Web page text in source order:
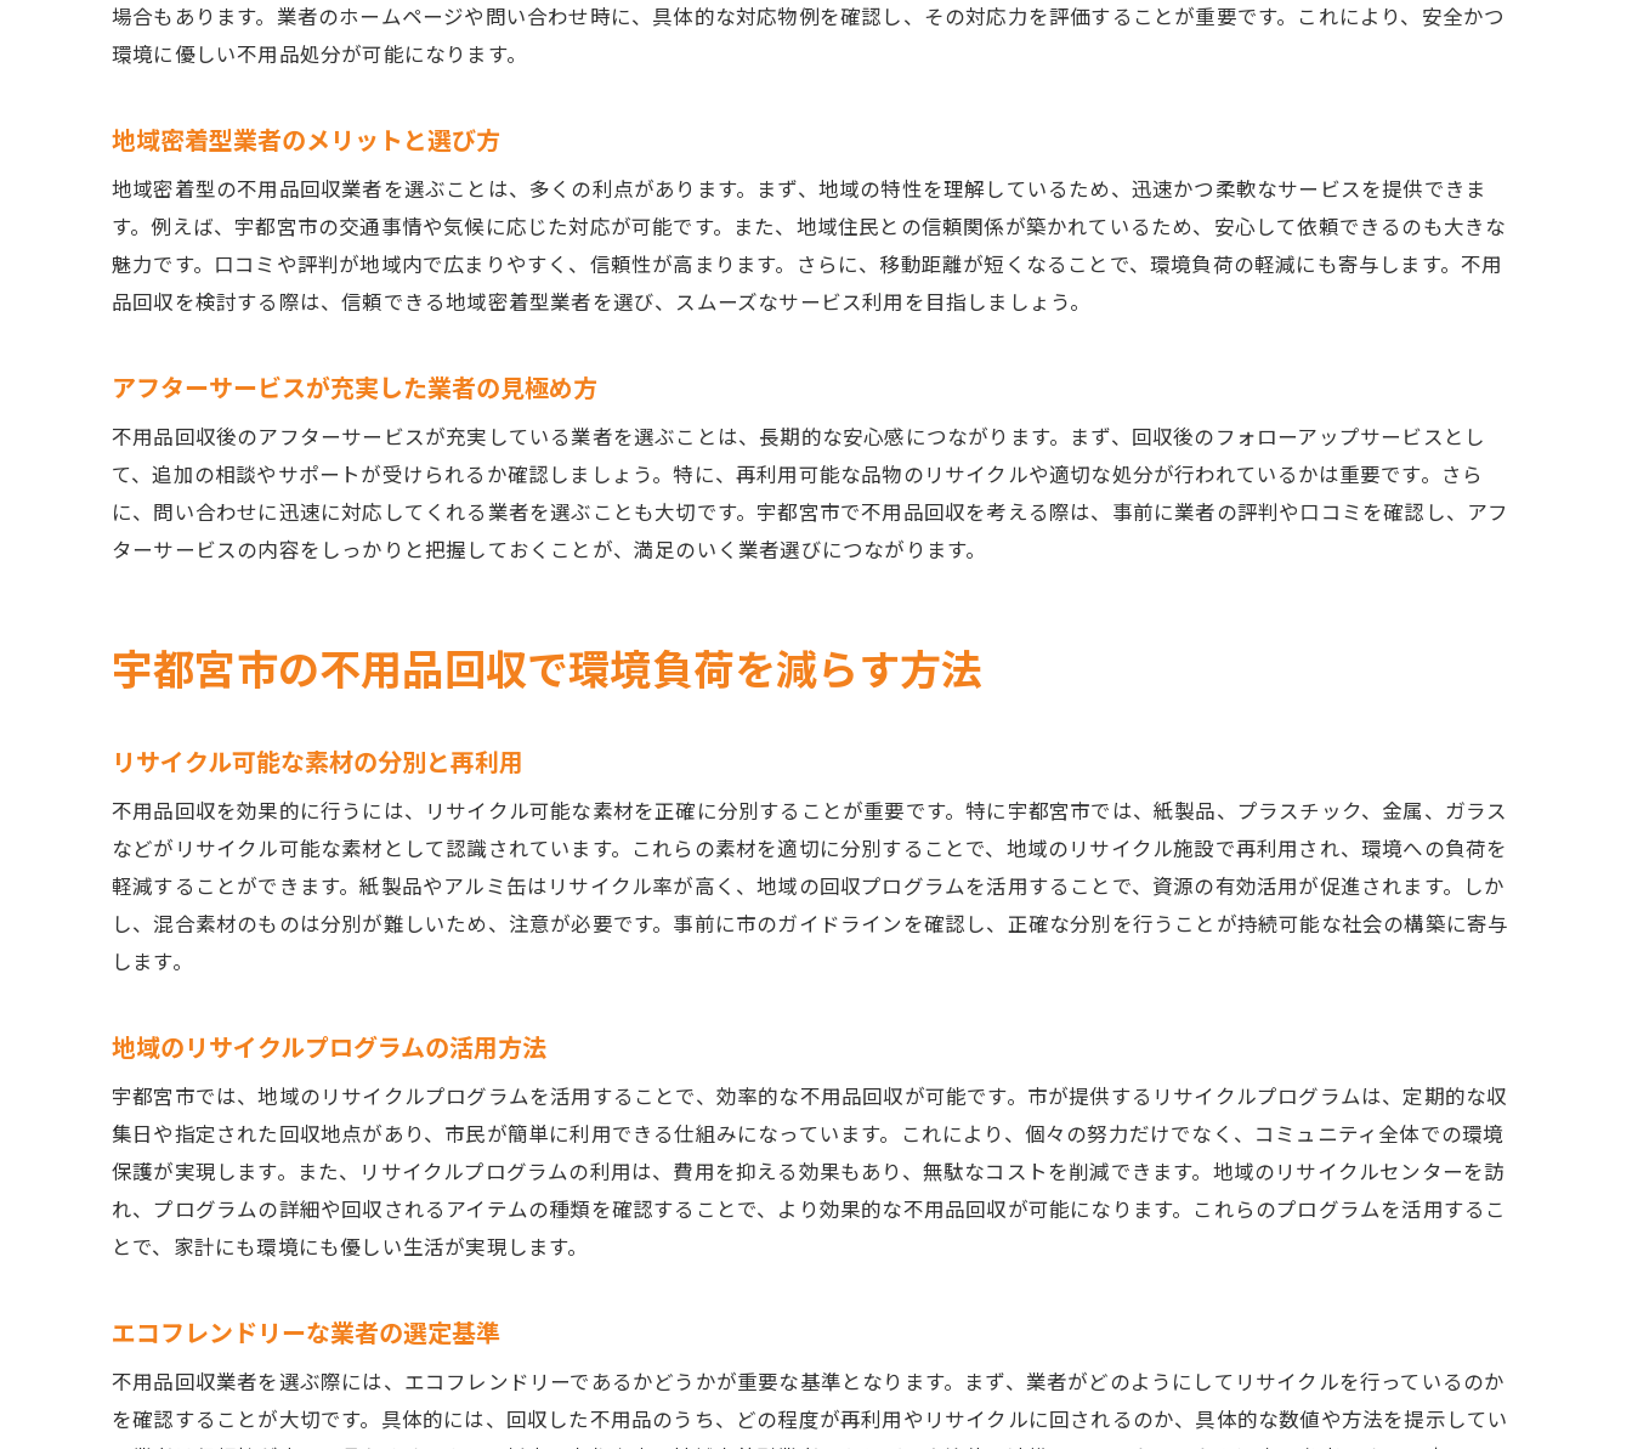
回収日や時間の調整はどのように行うか
プロに頼むことで得られる不用品回収の快適さ
プロの回収業者による手間削減のメリット
安全でスムーズな不用品の処分体験
専門知識を活かした効率的な回収作業
プロに任せることで得られる安心感
不要品処分で生活空間をスッキリさせるヒント
断捨離で得られる心地よい生活環境
継続可能な整理整頓の習慣化
環境保全への貢献を考える
地球に優しい選択をサポートする業者
地域社会との協力による持続可能な未来
場合もあります。業者のホームページや問い合わせ時に、具体的な対応物例を確認し、その対応力を評価することが重要です。これにより、安全かつ
環境に優しい不用品処分が可能になります。
地域密着型業者のメリットと選び方
地域密着型の不用品回収業者を選ぶことは、多くの利点があります。まず、地域の特性を理解しているため、迅速かつ柔軟なサービスを提供できま
す。例えば、宇都宮市の交通事情や気候に応じた対応が可能です。また、地域住民との信頼関係が築かれているため、安心して依頼できるのも大きな
魅力です。口コミや評判が地域内で広まりやすく、信頼性が高まります。さらに、移動距離が短くなることで、環境負荷の軽減にも寄与します。不用
品回収を検討する際は、信頼できる地域密着型業者を選び、スムーズなサービス利用を目指しましょう。
アフターサービスが充実した業者の見極め方
不用品回収後のアフターサービスが充実している業者を選ぶことは、長期的な安心感につながります。まず、回収後のフォローアップサービスとし
て、追加の相談やサポートが受けられるか確認しましょう。特に、再利用可能な品物のリサイクルや適切な処分が行われているかは重要です。さら
に、問い合わせに迅速に対応してくれる業者を選ぶことも大切です。宇都宮市で不用品回収を考える際は、事前に業者の評判や口コミを確認し、アフ
ターサービスの内容をしっかりと把握しておくことが、満足のいく業者選びにつながります。
宇都宮市の不用品回収で環境負荷を減らす方法
リサイクル可能な素材の分別と再利用
不用品回収を効果的に行うには、リサイクル可能な素材を正確に分別することが重要です。特に宇都宮市では、紙製品、プラスチック、金属、ガラス
などがリサイクル可能な素材として認識されています。これらの素材を適切に分別することで、地域のリサイクル施設で再利用され、環境への負荷を
軽減することができます。紙製品やアルミ缶はリサイクル率が高く、地域の回収プログラムを活用することで、資源の有効活用が促進されます。しか
し、混合素材のものは分別が難しいため、注意が必要です。事前に市のガイドラインを確認し、正確な分別を行うことが持続可能な社会の構築に寄与
します。
地域のリサイクルプログラムの活用方法
宇都宮市では、地域のリサイクルプログラムを活用することで、効率的な不用品回収が可能です。市が提供するリサイクルプログラムは、定期的な収
集日や指定された回収地点があり、市民が簡単に利用できる仕組みになっています。これにより、個々の努力だけでなく、コミュニティ全体での環境
保護が実現します。また、リサイクルプログラムの利用は、費用を抑える効果もあり、無駄なコストを削減できます。地域のリサイクルセンターを訪
れ、プログラムの詳細や回収されるアイテムの種類を確認することで、より効果的な不用品回収が可能になります。これらのプログラムを活用するこ
とで、家計にも環境にも優しい生活が実現します。
エコフレンドリーな業者の選定基準
不用品回収業者を選ぶ際には、エコフレンドリーであるかどうかが重要な基準となります。まず、業者がどのようにしてリサイクルを行っているのか
を確認することが大切です。具体的には、回収した不用品のうち、どの程度が再利用やリサイクルに回されるのか、具体的な数値や方法を提示してい